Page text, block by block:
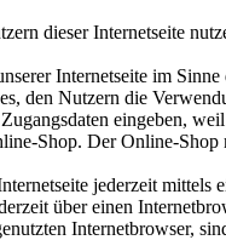
dieser Internetseite
Internetseite im
den Nutzern die
eingeben,
Shop. Der Online-
jederzeit
über einen
Internetbrowser,